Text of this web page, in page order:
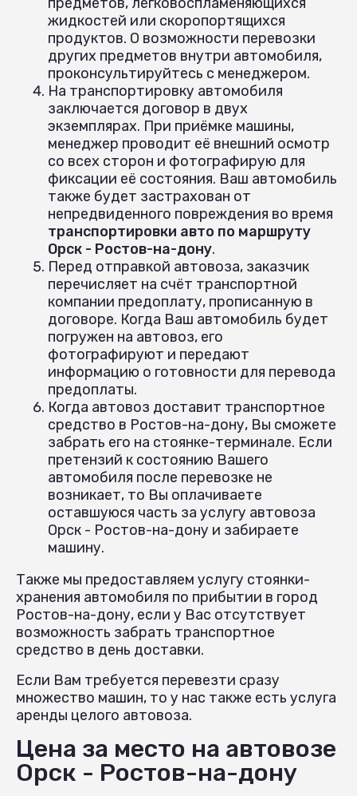
жидкостей или скоропортящихся
продуктов. О возможности перевозки
других предметов внутри автомобиля,
проконсультируйтесь с менеджером.
На транспортировку автомобиля
заключается договор в двух
экземплярах. При приёмке машины,
менеджер проводит её внешний осмотр
со всех сторон и фотографирую для
фиксации её состояния. Ваш автомобиль
также будет застрахован от
непредвиденного повреждения во время
транспортировки авто по маршруту
Орск - Ростов-на-дону.
Перед отправкой автовоза, заказчик
перечисляет на счёт транспортной
компании предоплату, прописанную в
договоре. Когда Ваш автомобиль будет
погружен на автовоз, его
фотографируют и передают
информацию о готовности для перевода
предоплаты.
Когда автовоз доставит транспортное
средство в Ростов-на-дону, Вы сможете
забрать его на стоянке-терминале. Если
претензий к состоянию Вашего
автомобиля после перевозке не
возникает, то Вы оплачиваете
оставшуюся часть за услугу автовоза
Орск - Ростов-на-дону и забираете
машину.
Также мы предоставляем услугу стоянки-
хранения автомобиля по прибытии в город
Ростов-на-дону, если у Вас отсутствует
возможность забрать транспортное
средство в день доставки.
Если Вам требуется перевезти сразу
множество машин, то у нас также есть услуга
аренды целого автовоза.
Цена за место на автовозе
Орск - Ростов-на-дону